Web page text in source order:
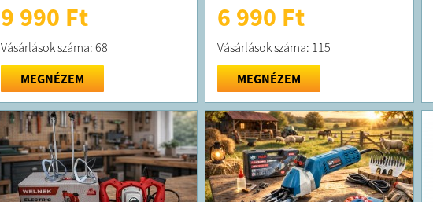
9 990 Ft
Vásárlások száma: 68
MEGNÉZEM
6 990 Ft
Vásárlások száma: 115
MEGNÉZEM